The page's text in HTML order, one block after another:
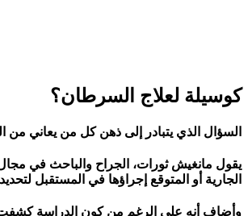
كوسيلة لعلاج السرطان؟
السؤال الذي يتبادر إلى ذهن كل من يعاني
يقول مانغيش ثورات، الجراح والباحث في
الجارية أو المتوقع إجراؤها في المستقبل
وأضاف أنه على الرغم من كون الدراسة كشفت